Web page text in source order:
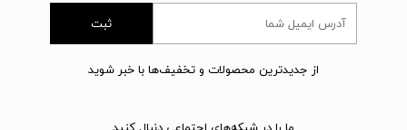
ثبت
از جدیدترین محصولات و تخفیف‌ها با خبر شوید